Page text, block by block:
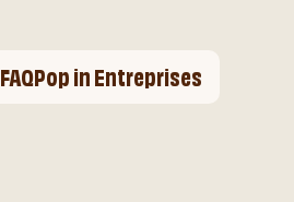
FAQPop in Entreprises